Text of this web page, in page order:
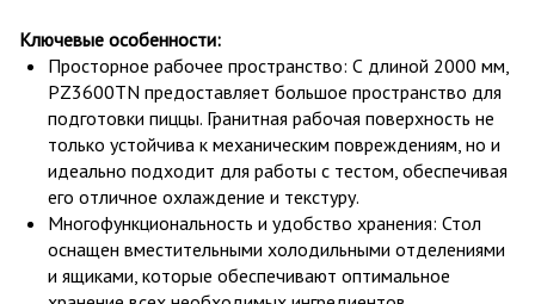
Ключевые особенности:
Просторное рабочее пространство: С длиной 2000 мм,
PZ3600TN предоставляет большое пространство для
подготовки пиццы. Гранитная рабочая поверхность не
только устойчива к механическим повреждениям, но и
идеально подходит для работы с тестом, обеспечивая
его отличное охлаждение и текстуру.
Многофункциональность и удобство хранения: Стол
оснащен вместительными холодильными отделениями
и ящиками, которые обеспечивают оптимальное